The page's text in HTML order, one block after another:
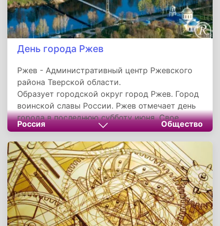
День города Ржев
Ржев - Административный центр Ржевского
района Тверской области.
Образует городской округ город Ржев. Город
воинской славы России. Ржев отмечает день
города в последнюю субботу июня. Свое
название город получил от слова «ржа»,
отсылающее к источникам с железистой
водой бурого цвета, к ржавым болотам.
Россия Общество